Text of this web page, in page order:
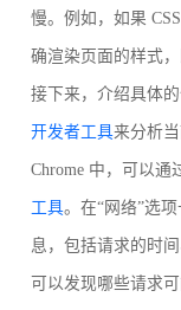
慢。例如，如果
确渲染页面的样式
接下来，介绍具体
开发者工具来分析
Chrome 中，可以通
工具。在“网络”选
息，包括请求的时
可以发现哪些请求